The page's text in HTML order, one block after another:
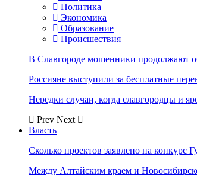
Политика
Экономика
Образование
Происшествия
В Славгороде мошенники продолжают
Россияне выступили за бесплатные
Нередки случаи, когда славгородцы и
Prev Next
Власть
Сколько проектов заявлено на конкурс
Между Алтайским краем и